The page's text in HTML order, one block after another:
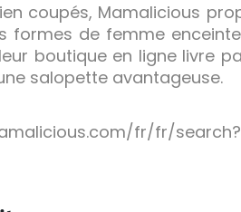
coupés, Mamalicious
formes de femme
boutique en ligne livre
salopette avantageuse.
fr/fr/